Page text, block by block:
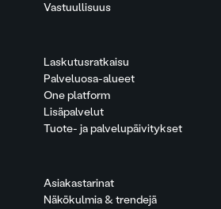
Vastuullisuus
Laskutusratkaisu
Palveluosa-alueet
One platform
Lisäpalvelut
Tuote- ja palvelupäivitykset
Asiakastarinat
Näkökulmia & trendejä